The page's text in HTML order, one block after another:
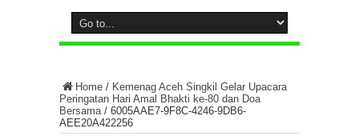
Home / Kemenag Aceh Singkil Gelar Upacara
Peringatan Hari Amal Bhakti ke-80 dan Doa
Bersama / 6005AAE7-9F8C-4246-9DB6-
AEE20A422256